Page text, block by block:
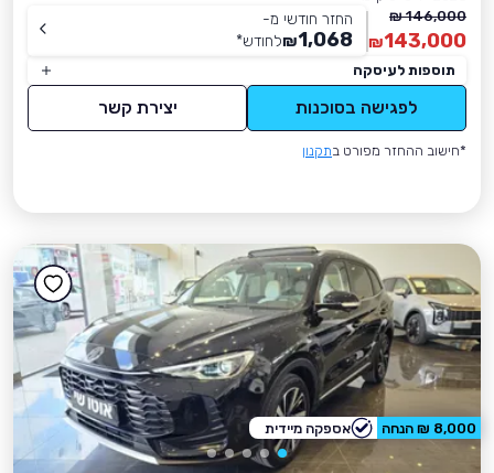
146,000 ₪
143,000
₪
החזר חודשי מ-
1,068
₪לחודש*
תוספות לעיסקה
לפגישה בסוכנות יצירת קשר
*חישוב ההחזר מפורט בתקנון
8,000 ₪ הנחה אספקה מיידית